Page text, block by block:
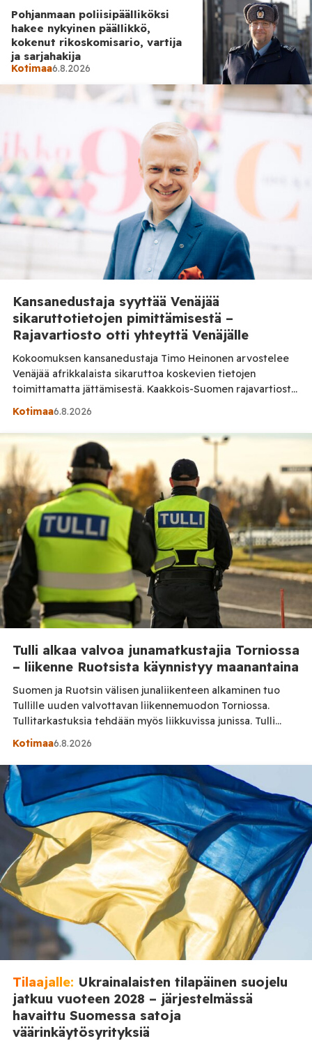
Pohjanmaan poliisipäälliköksi
hakee nykyinen päällikkö,
kokenut rikoskomisario, vartija
ja sarjahakija
Kotimaa6.8.2026
Kotimaa6.8.2026
Elisa-asiakkaita uhataan
palvelun katkaisulla – älä paina
tätä OmaElisa-linkkiä
Kansanedustaja syyttää Venäjää
sikaruttotietojen pimittämisestä –
Rajavartiosto otti yhteyttä Venäjälle
Kokoomuksen kansanedustaja Timo Heinonen arvostelee
Venäjää afrikkalaista sikaruttoa koskevien tietojen
toimittamatta jättämisestä. Kaakkois-Suomen rajavartiosto
vahvistaa Posi TV:lle sulkeneensa vastuualueensa
yhteydessä Venäjän Viipurin alueen rajavaltuutettuun. *
PÄIVITYS 7.8.2026: Ruokavirasto vastasi Posi TV:n
kysymyksiin artikkelin julkaisemisen jälkeen. Vastauksesta
käy ilmi, että Venäjä sai tiedon Suomen ASF-tapauksesta
WOAH:n kautta, ja lisäksi maa- […]
Kotimaa6.8.2026
Tulli alkaa valvoa junamatkustajia Torniossa
– liikenne Ruotsista käynnistyy maanantaina
Suomen ja Ruotsin välisen junaliikenteen alkaminen tuo
Tullille uuden valvottavan liikennemuodon Torniossa.
Tullitarkastuksia tehdään myös liikkuvissa junissa. Tulli
laajentaa valvontaansa Torniossa, kun Suomen ja Ruotsin
Suomen tulli valvoo Ruotsista junalla saapuvien
matkustajien tuomisia, kun taas Haaparannan puolella
valvonnasta vastaa Ruotsin tulli. Tilaa Posi TV –
tuellasi riippumaton suomalainen uutisointi jatkuu myös
[…]
Kotimaa6.8.2026
Tilaajalle: Ukrainalaisten tilapäinen suojelu
jatkuu vuoteen 2028 – järjestelmässä
havaittu Suomessa satoja
väärinkäytösyrityksiä